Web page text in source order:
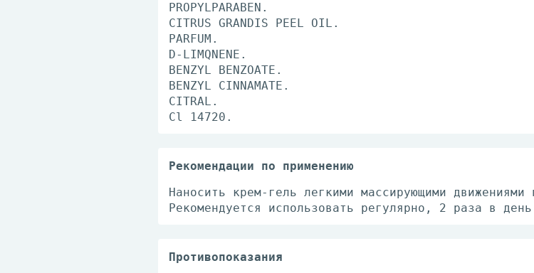
PROPYLPARABEN.
CITRUS GRANDIS PEEL OIL.
PARFUM.
D-LIMQNENE.
BENZYL BENZOATE.
BENZYL CINNAMATE.
CITRAL.
Cl 14720.
Рекомендации по применению
Наносить крем-гель легкими массирующими
Рекомендуется использовать регулярно, 2 раза в
Противопоказания